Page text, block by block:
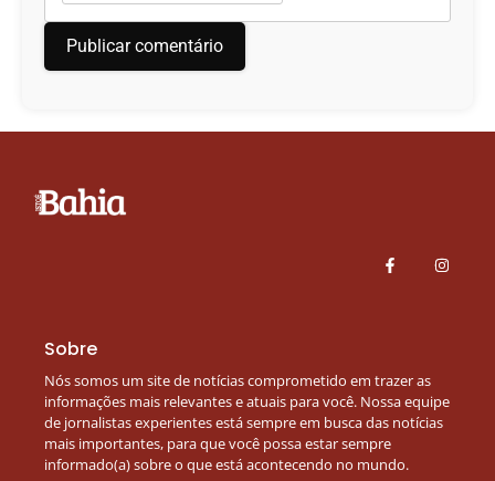
Sobre
Nós somos um site de notícias comprometido em trazer as
informações mais relevantes e atuais para você. Nossa equipe
de jornalistas experientes está sempre em busca das notícias
mais importantes, para que você possa estar sempre
informado(a) sobre o que está acontecendo no mundo.